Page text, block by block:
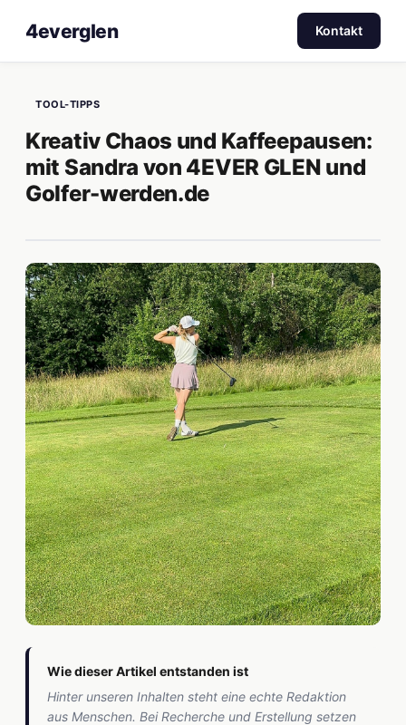
4everglen Kontakt
TOOL-TIPPS
Kreativ Chaos und Kaffeepausen:
mit Sandra von 4EVER GLEN und
Golfer-werden.de
Wie dieser Artikel entstanden ist
Hinter unseren Inhalten steht eine echte Redaktion
aus Menschen. Bei Recherche und Erstellung setzen